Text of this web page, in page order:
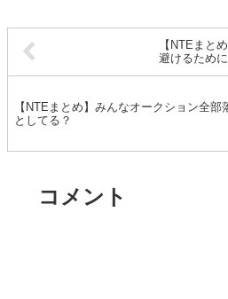
【NTEまと
避けるため
【NTEまとめ】みんなオークション全部
としてる？
コメント